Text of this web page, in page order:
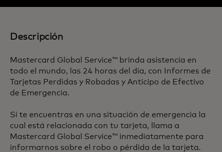
Descripción
Mastercard Global Service™ brinda asistencia en
todo el mundo, las 24 horas del día, con Informes de
Tarjetas Perdidas y Robadas y Anticipo de Efectivo
de Emergencia.
Si te encuentras en una situación de emergencia la
cual está relacionada con tu tarjeta, llama a
Mastercard Global Service™ inmediatamente para
informarnos sobre el robo o pérdida de la tarjeta.